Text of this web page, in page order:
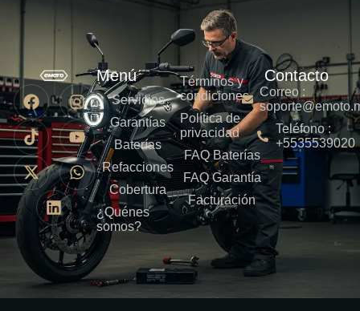
Menú
Servicios
Garantías
Baterías
Refacciones
Cobertura
¿Quénes
somos?
Términos y
condiciones
Política de
privacidad
FAQ Baterías
FAQ Garantía
Facturación
Contacto
Correo :
Teléfono :
+5535539020